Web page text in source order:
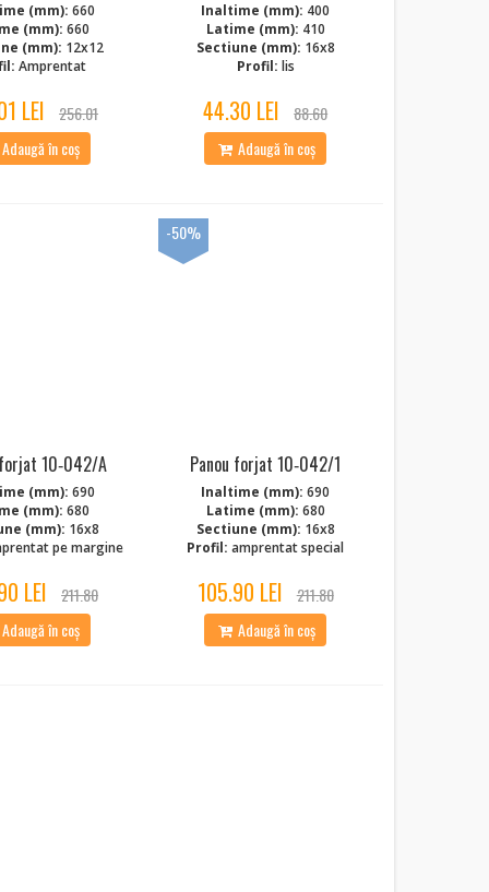
(mm): 660
(mm): 660
(mm): 12x12
Amprentat
LEI
256.01
Adaugă în coș
Inaltime (mm): 400
Latime (mm): 410
Sectiune (mm): 16x8
Profil: lis
44.30 LEI 88.60
Adaugă în coș
10‑042/A
(mm): 690
(mm): 680
(mm): 16x8
pe margine
LEI
211.80
Adaugă în coș
Panou forjat 10‑042/1
Inaltime (mm): 690
Latime (mm): 680
Sectiune (mm): 16x8
Profil: amprentat special
105.90 LEI 211.80
-50%
Adaugă în coș